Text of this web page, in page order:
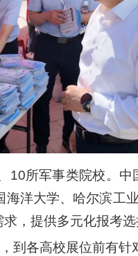
所军事类院校。
洋大学、哈尔滨工
，提供多元化报考
到各高校展位前有